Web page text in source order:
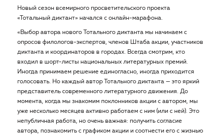
Новый сезон всемирного просветительского проекта
«Тотальный диктант» начался с онлайн-марафона.
«Выбор автора нового Тотального диктанта мы начинаем с
опросов филологов-экспертов, членов Штаба акции, участников
диктанта и координаторов в городах. Всегда смотрим, кто
входил в шорт-листы национальных литературных премий.
Иногда принимаем решение единогласно, иногда приходится
голосовать. Но каждый автор Тотального диктанта — это яркий
представитель современного литературного движения. До
момента, когда мы знакомим поклонников акции с автором, мы
уже несколько месяцев активно работаем с ним (или с ней). Это
непубличная работа, но очень важная: получить согласие
автора, познакомить с графиком акции и соотнести его с жизнью